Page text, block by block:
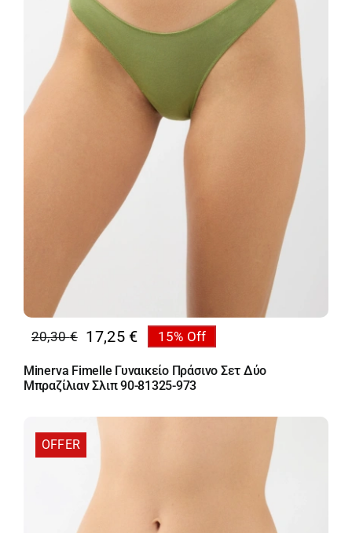
20,30€
Original
price
was:
17,25 €
Η
τρέχουσα
τιμή
15% Off
Minerva Fimelle Γυναικείο Πράσινο Σετ Δύο
Μπραζίλιαν Σλιπ 90-81325-973
OFFER